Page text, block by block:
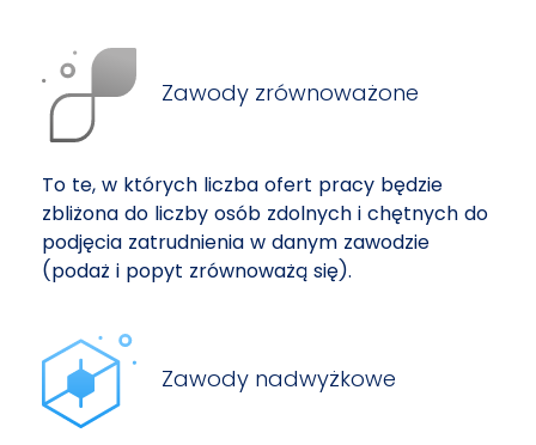
Zawody zrównoważone
To te, w których liczba ofert pracy będzie
zbliżona do liczby osób zdolnych i chętnych do
podjęcia zatrudnienia w danym zawodzie
(podaż i popyt zrównoważą się).
Zawody nadwyżkowe